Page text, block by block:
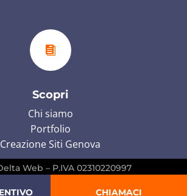

Scopri
Chi siamo
Portfolio
Creazione Siti Genova
Web – P.IVA 02310220997
CHIAMACI